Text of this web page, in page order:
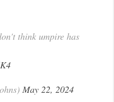
think umpire has
May 22, 2024